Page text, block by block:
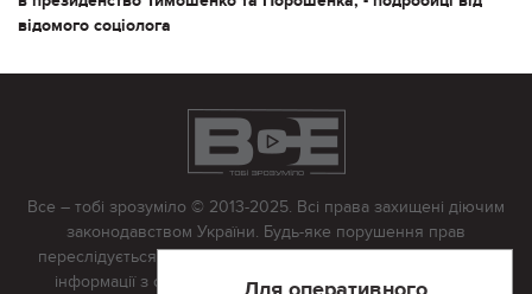
відомого соціолога
Все – тобі зрозуміло © 2013-2025. Всі права захищені діючим
законодавством України. Будь-яке порушення прав
переслідується в судовому порядку. Будь-яке відтворення
інформації з сайту тільки з письмово дозволу редакції.